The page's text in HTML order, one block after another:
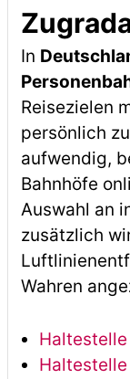
In
Reisezielen
persönlich
aufwendig,
Bahnhöfe
Auswahl an
zusätzlich
Wahren